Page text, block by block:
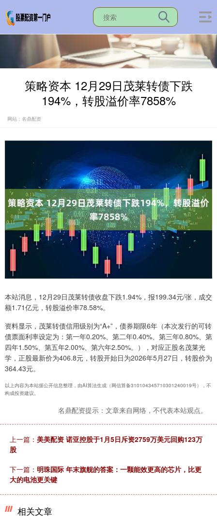
策略资本 12月29日茂莱转债下跌
194%，转股溢价率7858%
网站：名鼎配资
本站消息，12月29日茂莱转债收盘下跌1.94%，报199.34元/张，成交
额1.71亿元，转股溢价率78.58%。
资料显示，茂莱转债信用级别为“A+”，债券期限6年（本次发行的可转
债票面利率设定为：第一年0.20%、第二年0.40%、第三年0.80%、第
四年1.50%、第五年2.00%、第六年2.50%。），对应正股名茂莱光
学，正股最新价为406.8元，转股开始日为2026年5月27日，转股价为
364.43元。
以上内容为本站据公开信息整理，由AI算法生成（网信算备310104345710301240019号），不
构成投资建议。
名鼎配资提示：文章来自网络，不代表本站观点。
上一篇： 美美配资 诺亚控股于1月5日斥资2759万美元回购123万
股
下一篇： 明珠国际 年末旗舰的答案：一颗能效更高的芯片，比更
大的电池更关键
相关文章